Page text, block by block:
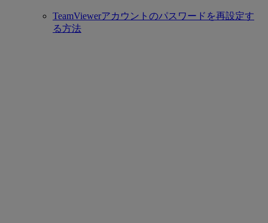
TeamViewerアカウントのパスワードを再設定す
る方法